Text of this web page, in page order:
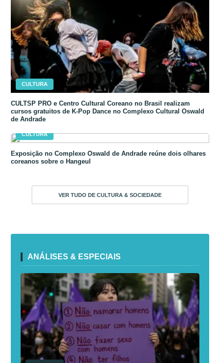
CULTURA
CULTSP PRO e Centro Cultural Coreano no Brasil realizam
cursos gratuitos de K-Pop Dance no Complexo Cultural Oswald
de Andrade
CULTURA
Exposição no Complexo Oswald de Andrade reúne dois olhares
coreanos sobre o Hangeul
VER TUDO DE CULTURA & SOCIEDADE
ANÁLISES & ESPECIAIS